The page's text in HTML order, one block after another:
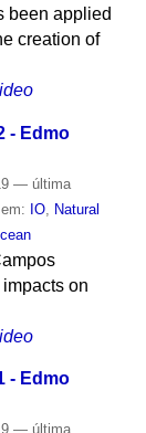
been applied
creation of
- Edmo
— última
IO, Natural
on
- Edmo
— última